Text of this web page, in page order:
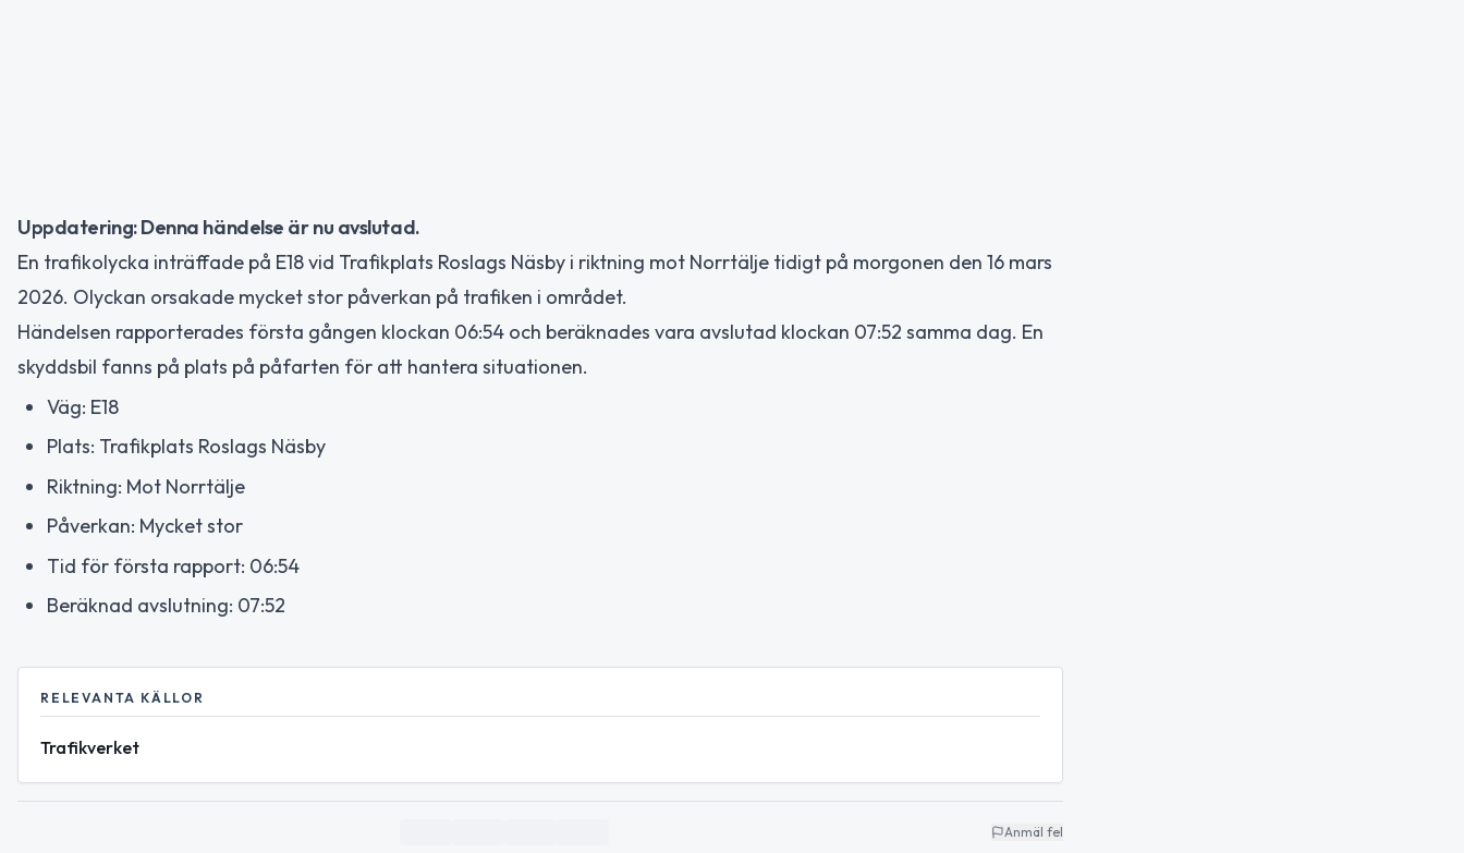
Uppdatering: Denna händelse är nu avslutad.
En trafikolycka inträffade på E18 vid Trafikplats Roslags Näsby i riktning mot Norrtälje tidigt på morgonen den 16 mars
2026. Olyckan orsakade mycket stor påverkan på trafiken i området.
Händelsen rapporterades första gången klockan 06:54 och beräknades vara avslutad klockan 07:52 samma dag. En
skyddsbil fanns på plats på påfarten för att hantera situationen.
Väg: E18
Plats: Trafikplats Roslags Näsby
Riktning: Mot Norrtälje
Påverkan: Mycket stor
Tid för första rapport: 06:54
Beräknad avslutning: 07:52
RELEVANTA KÄLLOR
Trafikverket
Anmäl fel